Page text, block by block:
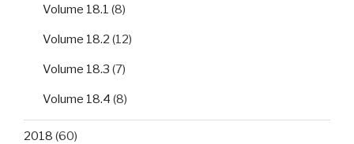
Volume 18.1 (8)
Volume 18.2 (12)
Volume 18.3 (7)
Volume 18.4 (8)
2018 (60)